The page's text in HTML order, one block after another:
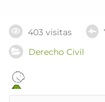
403 visitas
Derecho Civil